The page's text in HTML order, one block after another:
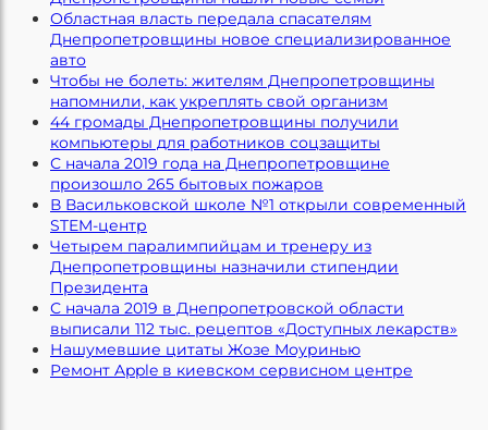
Областная власть передала спасателям
Днепропетровщины новое специализированное
авто
Чтобы не болеть: жителям Днепропетровщины
напомнили, как укреплять свой организм
44 громады Днепропетровщины получили
компьютеры для работников соцзащиты
С начала 2019 года на Днепропетровщине
произошло 265 бытовых пожаров
В Васильковской школе №1 открыли современный
STEM-центр
Четырем паралимпийцам и тренеру из
Днепропетровщины назначили стипендии
Президента
С начала 2019 в Днепропетровской области
выписали 112 тыс. рецептов «Доступных лекарств»
Нашумевшие цитаты Жозе Моуринью
Ремонт Apple в киевском сервисном центре